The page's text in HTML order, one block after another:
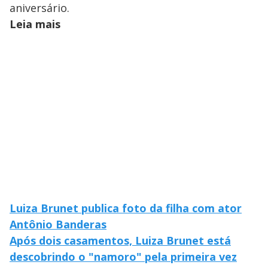
aniversário.
Leia mais
Luiza Brunet publica foto da filha com ator
Antônio Banderas
Após dois casamentos, Luiza Brunet está
descobrindo o "namoro" pela primeira vez